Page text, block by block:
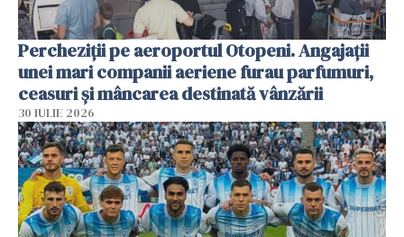
Percheziții pe aeroportul Otopeni. Angajații
unei mari companii aeriene furau parfumuri,
ceasuri și mâncarea destinată vânzării
30 IULIE 2026